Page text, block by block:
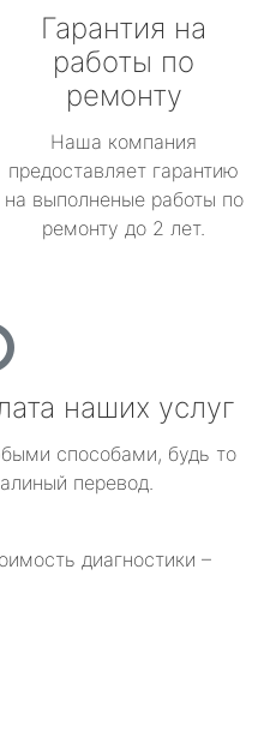
Гарантия на
работы по
ремонту
Наша компания
предоставляет гарантию
на выполненые работы по
ремонту до 2 лет.
наших услуг
способами, будь то
перевод.
диагностики –